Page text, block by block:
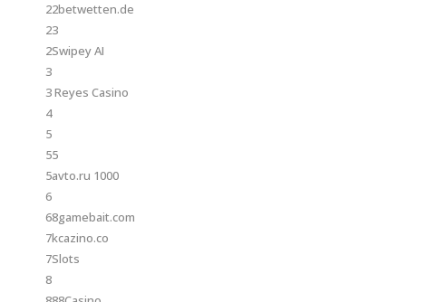
22betwetten.de
23
2Swipey AI
3
3 Reyes Casino
4
5
55
5avto.ru 1000
6
68gamebait.com
7kcazino.co
7Slots
8